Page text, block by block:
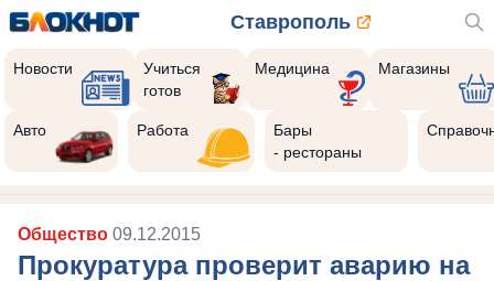
Ставрополь
Новости
Учиться
готов
Медицина Магазины
Авто Работа
Бары
- рестораны
Общество 09.12.2015
Прокуратура проверит аварию на